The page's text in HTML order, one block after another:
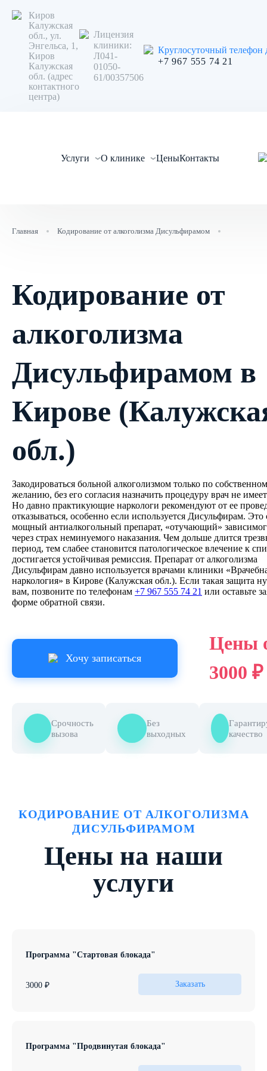
Поиск услуги
Очистить
Наркологическая помощь
Цены
Контакты
Лицензия клиники: Л041-
Киров Калужская обл., ул.
Энгельса, 1, Киров Калужская обл.
(адрес контактного центра)
+7 967 555 74 21
Киров
Калужская
обл., ул.
Энгельса, 1,
Киров
Калужская
обл. (адрес
контактного
центра)
Лицензия
клиники:
Л041-
01050-
61/00357506
Круглосуточный телефон
+7 967 555 74 21
Услуги О клинике ЦеныКонтакты
Главная Кодирование от алкоголизма Дисульфирамом
Кодирование от
алкоголизма
Дисульфирамом в
Кирове
обл.)
Закодироваться больной алкоголизмом только по
желанию, без его согласия назначить процедуру врач не
Но давно практикующие наркологи рекомендуют от ее
отказываться, особенно если используется Дисульфирам.
мощный антиалкогольный препарат, «отучающий»
через страх неминуемого наказания. Чем дольше длится
период, тем слабее становится патологическое влечение к
достигается устойчивая ремиссия. Препарат от алкоголизма
Дисульфирам давно используется врачами клиники
наркология» в Кирове (Калужская обл.). Если такая защита
вам, позвоните по телефонам +7 967 555 74 21 или оставьте
форме обратной связи.
Хочу записаться
Цены
3000 ₽
Срочность
вызова
Без
выходных
качество
КОДИРОВАНИЕ ОТ АЛКОГОЛИЗМА
ДИСУЛЬФИРАМОМ
Цены на наши
услуги
Программа "Стартовая блокада"
Начальный курс кодирования с использованием
дисульфирама для предотвращения повторного употребления
Для пациентов на ранних стадиях зависимости.
3000 ₽
Заказать
Программа "Продвинутая блокада"